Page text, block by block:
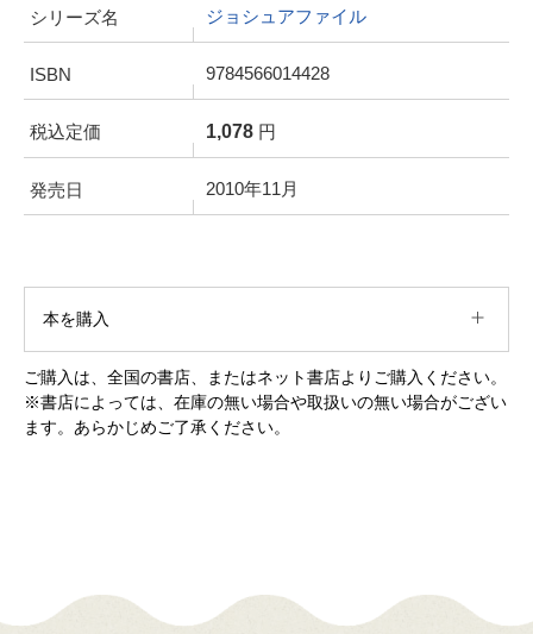
シリーズ名 ジョシュアファイル
ISBN 9784566014428
税込定価 1,078円
発売日 2010年11月
本を購入
ご購入は、全国の書店、またはネット書店よりご購入ください。
※書店によっては、在庫の無い場合や取扱いの無い場合がござい
ます。あらかじめご了承ください。